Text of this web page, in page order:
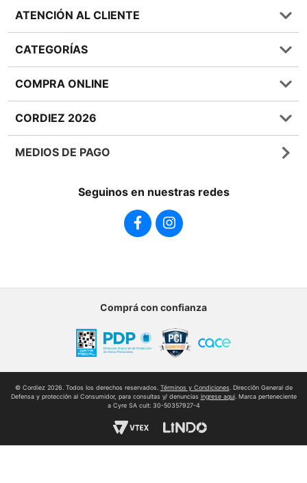
ATENCIÓN AL CLIENTE
Preguntas frecuentes
0810 555 1970
Términos y condiciones
Política de Devoluciones
Bases y Condiciones de Sorteos
CATEGORÍAS
Bebidas
Lácteos
COMPRA ONLINE
Métodos de entrega
Giftcards
CORDIEZ 2026
Quienes Somos
Cordiez Mixo
MEDIOS DE PAGO
Seguinos en nuestras redes
Comprá con confianza
© Cordiez 2026. Todos los derechos reservados. Términos y Condiciones. Direcciôn General de
Defensa y protección al Consumidor, para consultas y/ denuncias ingrese aqui. Marca perteneciente
a Cyre SA cuit: 30-50357927-4